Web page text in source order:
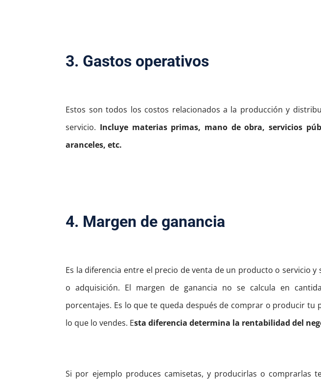
3. Gastos operativos
Estos son todos los costos relacionados a la producción y
servicio. Incluye materias primas, mano de obra, servicios
aranceles, etc.
4. Margen de ganancia
Es la diferencia entre el precio de venta de un producto o servicio
o adquisición. El margen de ganancia no se calcula en
porcentajes. Es lo que te queda después de comprar o producir tu
lo que lo vendes. Esta diferencia determina la rentabilidad del
Si por ejemplo produces camisetas, y producirlas o comprarlas